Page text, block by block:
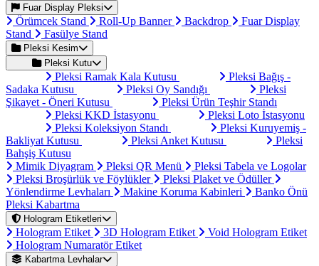
Fuar Display Pleksi
Örümcek Stand Roll-Up Banner Backdrop
Fuar Display
Stand
Fasülye Stand
Pleksi Kesim
Pleksi Kutu
Pleksi Ramak Kala Kutusu
Pleksi Bağış -
Sadaka Kutusu
Pleksi Oy Sandığı
Pleksi
Şikayet - Öneri Kutusu
Pleksi Ürün Teşhir Standı
Pleksi KKD İstasyonu
Pleksi Loto İstasyonu
Pleksi Koleksiyon Standı
Pleksi Kuruyemiş -
Bakliyat Kutusu
Pleksi Anket Kutusu
Pleksi
Bahşiş Kutusu
Mimik Diyagram
Pleksi QR Menü
Pleksi Tabela ve Logolar
Pleksi Broşürlük ve Föylükler
Pleksi Plaket ve Ödüller
Yönlendirme Levhaları
Makine Koruma Kabinleri
Banko Önü
Pleksi Kabartma
Hologram Etiketleri
Hologram Etiket 3D Hologram Etiket
Void Hologram Etiket
Hologram Numaratör Etiket
Kabartma Levhalar